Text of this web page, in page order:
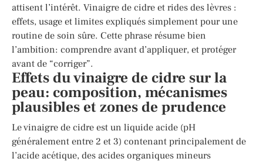
attisent l’intérêt. Vinaigre de cidre et rides des lèvres :
effets, usage et limites expliqués simplement pour une
routine de soin sûre. Cette phrase résume bien
l’ambition: comprendre avant d’appliquer, et protéger
avant de “corriger”.
Effets du vinaigre de cidre sur la
peau: composition, mécanismes
plausibles et zones de prudence
Le vinaigre de cidre est un liquide acide (pH
généralement entre 2 et 3) contenant principalement de
l’acide acétique, des acides organiques mineurs